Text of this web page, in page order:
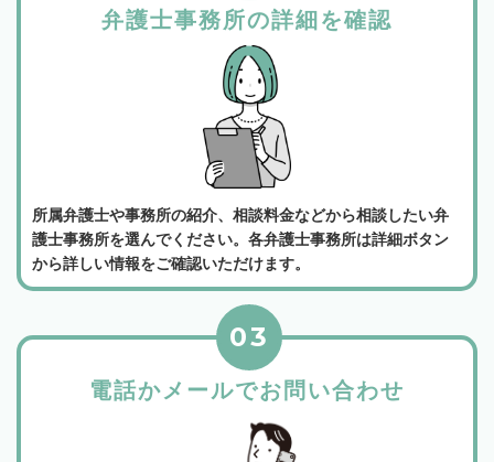
弁護士事務所の詳細を確認
所属弁護士や事務所の紹介、相談料金などから相談したい弁
護士事務所を選んでください。各弁護士事務所は詳細ボタン
から詳しい情報をご確認いただけます。
電話かメールでお問い合わせ
03